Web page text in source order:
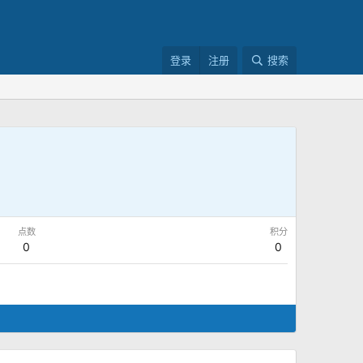
登录 注册 搜索
点数
0
积分
0